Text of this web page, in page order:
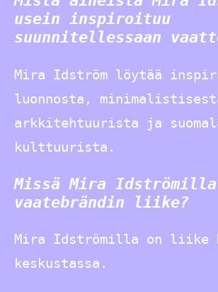
usein inspiroituu
suunnitellessaan
Mira Idström löytää
luonnosta,
arkkitehtuurista ja
kulttuurista.
Missä Mira
vaatebrändin liike?
Mira Idströmilla on liike
keskustassa.